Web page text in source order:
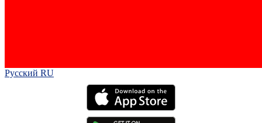
Русский RU‎